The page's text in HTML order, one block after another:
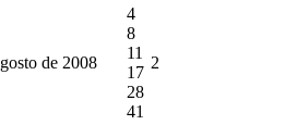
de 2008
4
8
11
17
28
41
2